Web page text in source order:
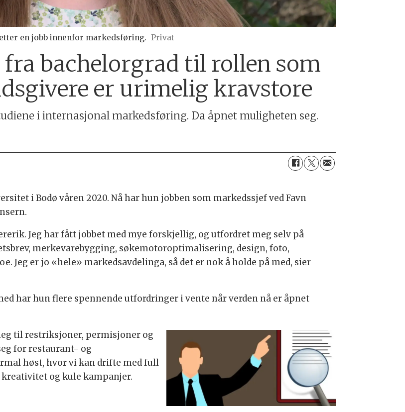
en jobb innenfor markedsføring. Privat
bachelorgrad til rollen som
er urimelig kravstore
i internasjonal markedsføring. Da åpnet muligheten seg.
i Bodø våren 2020. Nå har hun jobben som markedssjef ved Favn
Jeg har fått jobbet med mye forskjellig, og utfordret meg selv på
merkevarebygging, søkemotoroptimalisering, design, foto,
Jeg er jo «hele» markedsavdelinga, så det er nok å holde på med, sier
har hun flere spennende utfordringer i vente når verden nå er åpnet
til restriksjoner, permisjoner og
for restaurant- og
høst, hvor vi kan drifte med full
og kule kampanjer.